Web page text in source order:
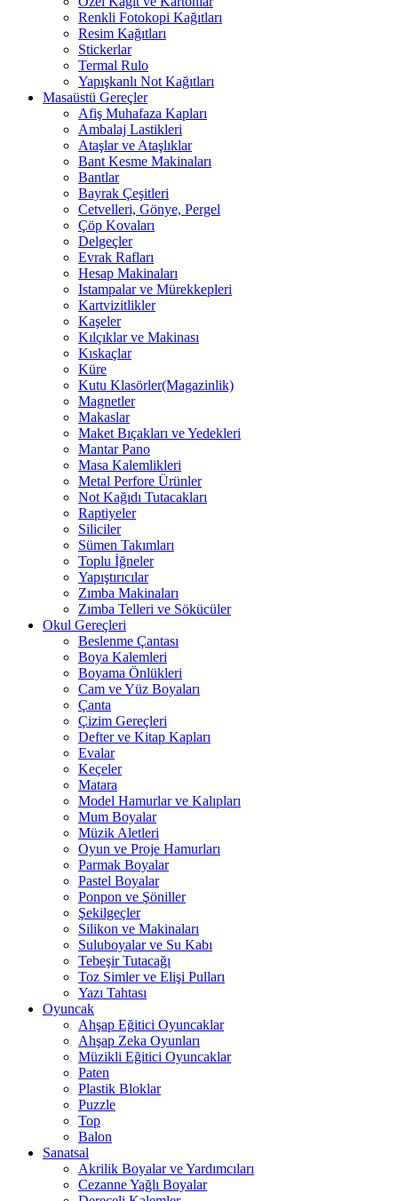
Renkli Fotokopi Kağıtları
Resim Kağıtları
Stickerlar
Termal Rulo
Yapışkanlı Not Kağıtları
Masaüstü Gereçler
Afiş Muhafaza Kapları
Ambalaj Lastikleri
Ataşlar ve Ataşlıklar
Bant Kesme Makinaları
Bantlar
Bayrak Çeşitleri
Cetvelleri, Gönye, Pergel
Çöp Kovaları
Delgeçler
Evrak Rafları
Hesap Makinaları
Istampalar ve Mürekkepleri
Kartvizitlikler
Kaşeler
Kılçıklar ve Makinası
Kıskaçlar
Küre
Kutu Klasörler(Magazinlik)
Magnetler
Makaslar
Maket Bıçakları ve Yedekleri
Mantar Pano
Masa Kalemlikleri
Metal Perfore Ürünler
Not Kağıdı Tutacakları
Raptiyeler
Siliciler
Sümen Takımları
Toplu İğneler
Yapıştırıcılar
Zımba Makinaları
Zımba Telleri ve Sökücüler
Okul Gereçleri
Beslenme Çantası
Boya Kalemleri
Boyama Önlükleri
Cam ve Yüz Boyaları
Çanta
Çizim Gereçleri
Defter ve Kitap Kapları
Evalar
Keçeler
Matara
Model Hamurlar ve Kalıpları
Mum Boyalar
Müzik Aletleri
Oyun ve Proje Hamurları
Parmak Boyalar
Pastel Boyalar
Ponpon ve Şöniller
Şekilgeçler
Silikon ve Makinaları
Suluboyalar ve Su Kabı
Tebeşir Tutacağı
Toz Simler ve Elişi Pulları
Yazı Tahtası
Oyuncak
Ahşap Eğitici Oyuncaklar
Ahşap Zeka Oyunları
Müzikli Eğitici Oyuncaklar
Paten
Plastik Bloklar
Puzzle
Top
Balon
Sanatsal
Akrilik Boyalar ve Yardımcıları
Cezanne Yağlı Boyalar